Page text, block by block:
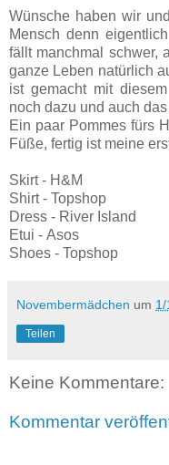
Wünsche haben wir
Mensch denn
fällt manchmal schwer,
ganze Leben natürlich
ist gemacht mit
noch dazu und auch
Ein paar Pommes fürs
Füße, fertig ist meine
Skirt - H&M
Shirt - Topshop
Dress - River Island
Etui - Asos
Shoes - Topshop
Novembermädchen um
Teilen
Keine Kommentare:
Kommentar